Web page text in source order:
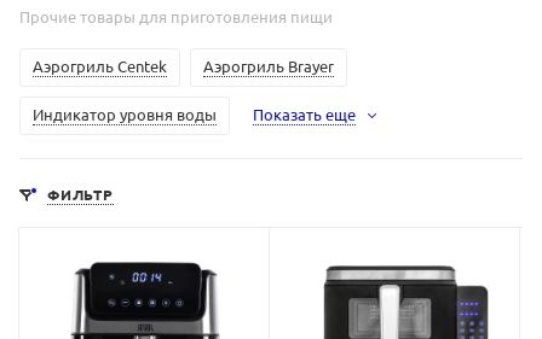
Прочие товары для приготовления пищи
Аэрогриль Centek Аэрогриль Brayer
Индикатор уровня воды Показать еще
ФИЛЬТР